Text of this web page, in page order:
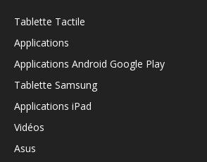
Tablette Tactile
Applications
Applications Android Google Play
Tablette Samsung
Applications iPad
Vidéos
Asus